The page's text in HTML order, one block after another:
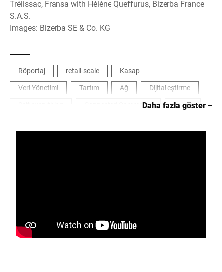
Trélissac, Fransa with Hélène Queffurus, Bizerba France
S.A.S.
Images: Bizerba SE & Co. KG
Röportaj retail-scale
Kasap
Veri Yönetimi
Tartım Ağ
Dijitalleştirme
Self everything
Connected Commerce
Bakım
Daha fazla göster+